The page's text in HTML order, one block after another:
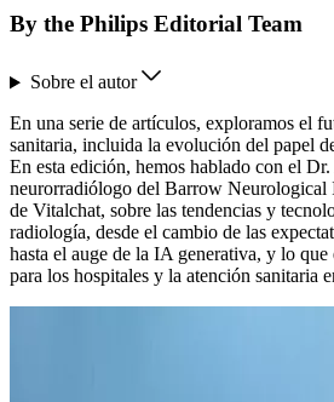
By the Philips Editorial Team
Sobre el autor
En una serie de artículos, exploramos el
sanitaria, incluida la evolución del papel
En esta edición, hemos hablado con el
neurorradiólogo del Barrow Neurological
de Vitalchat, sobre las tendencias y
radiología, desde el cambio de las
hasta el auge de la IA generativa, y lo que
para los hospitales y la atención sanitaria